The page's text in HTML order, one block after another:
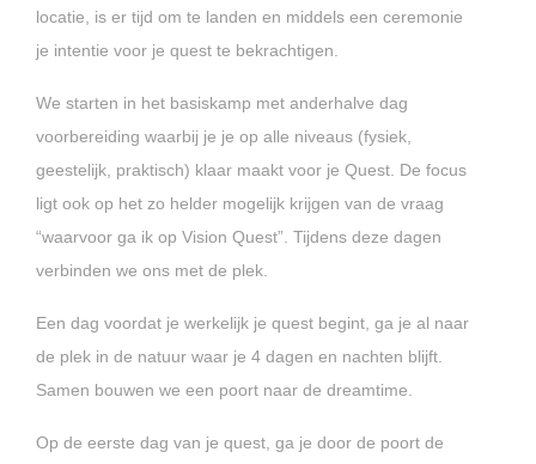
locatie, is er tijd om te landen en middels een ceremonie
je intentie voor je quest te bekrachtigen.
We starten in het basiskamp met anderhalve dag
voorbereiding waarbij je je op alle niveaus (fysiek,
geestelijk, praktisch) klaar maakt voor je Quest. De focus
ligt ook op het zo helder mogelijk krijgen van de vraag
“waarvoor ga ik op Vision Quest”. Tijdens deze dagen
verbinden we ons met de plek.
Een dag voordat je werkelijk je quest begint, ga je al naar
de plek in de natuur waar je 4 dagen en nachten blijft.
Samen bouwen we een poort naar de dreamtime.
Op de eerste dag van je quest, ga je door de poort de